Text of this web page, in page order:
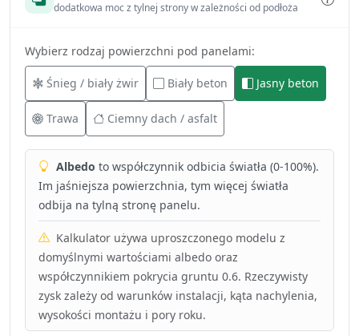
dodatkowa moc z tylnej strony w zależności od podłoża
Wybierz rodzaj powierzchni pod panelami:
Śnieg / biały żwir Biały beton Jasny beton
Trawa Ciemny dach / asfalt
Albedo to współczynnik odbicia światła (0-100%).
Im jaśniejsza powierzchnia, tym więcej światła
odbija na tylną stronę panelu.
Kalkulator używa uproszczonego modelu z
domyślnymi wartościami albedo oraz
współczynnikiem pokrycia gruntu 0.6. Rzeczywisty
zysk zależy od warunków instalacji, kąta nachylenia,
wysokości montażu i pory roku.